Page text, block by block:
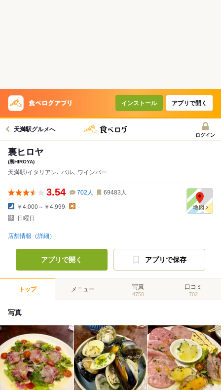
インストール アプリで開く
天満駅グルメへ
ログイン
裏ヒロヤ
(裏HIROYA)
天満駅/イタリアン､ バル､ ワインバー
3.54 702 人 69483 人
￥4,000～￥4,999
-
日曜日
店舗情報（詳細）
アプリで開く アプリで保存
トップ メニュー 写真
4750
口コミ
702
写真